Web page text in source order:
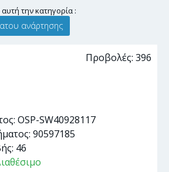
την κατηγορία :
ανάρτησης
Προβολές: 396
OSP-SW40928117
90597185
46